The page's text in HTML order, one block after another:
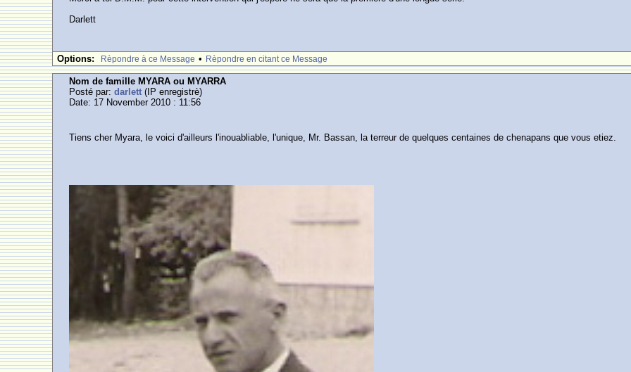
Darlett
Options: Rèpondre à ce Message • Rèpondre en citant ce Message
Nom de famille MYARA ou MYARRA
Posté par:darlett (IP enregistrè)
Date: 17 November 2010 : 11:56
Tiens cher Myara, le voici d'ailleurs l'inouabliable, l'unique, Mr. Bassan, la terreur de quelques centaines de chenapans que vous etiez.